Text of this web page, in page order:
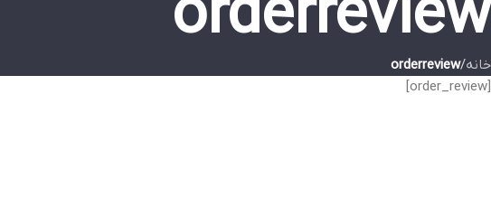
orderreview
خانه/
orderreview
[order_review]